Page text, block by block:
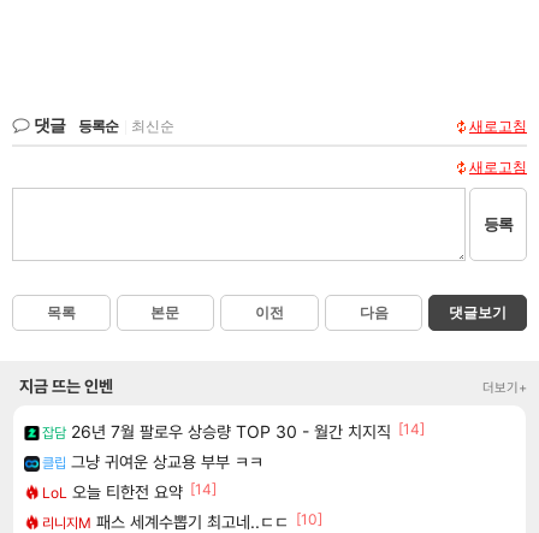
댓글 등록순 최신순 새로고침
새로고침
등록
목록 본문 이전 다음 댓글보기
지금 뜨는 인벤 더보기+
잡담 26년 7월 팔로우 상승량 TOP 30 - 월간 치지직 [14]
클립 그냥 귀여운 상교용 부부 ㅋㅋ
LoL 오늘 티한전 요약 [14]
리니지M 패스 세계수뽑기 최고네..ㄷㄷ [10]